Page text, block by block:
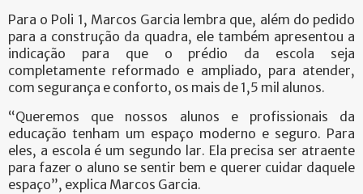
Para o Poli 1, Marcos Garcia lembra que, além do pedido
para a construção da quadra, ele também apresentou a
indicação para que o prédio da escola seja
completamente reformado e ampliado, para atender,
com segurança e conforto, os mais de 1,5 mil alunos.
“Queremos que nossos alunos e profissionais da
educação tenham um espaço moderno e seguro. Para
eles, a escola é um segundo lar. Ela precisa ser atraente
para fazer o aluno se sentir bem e querer cuidar daquele
espaço”, explica Marcos Garcia.